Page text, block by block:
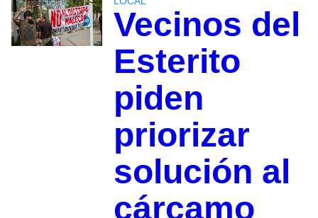
Vecinos del
Esterito
piden
priorizar
solución al
cárcamo